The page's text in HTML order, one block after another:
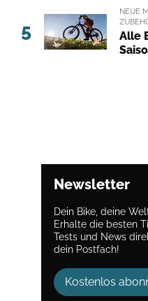
5
NEUE
Alle
Newsletter
Dein Bike, deine
Erhalte die besten
Tests und News
dein Postfach!
Kostenlos